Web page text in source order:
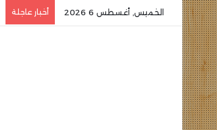
الخميس, أغسطس 6 2026 أخبار عاجلة